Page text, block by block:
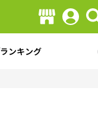
ランキング